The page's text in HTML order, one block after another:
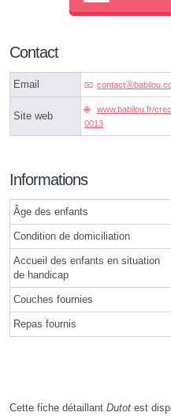
Contact
Email
Site web
www.babilou.fr/
0013
Informations
Âge des enfants
Condition de domiciliation
Accueil des enfants en situation
de handicap
Couches fournies
Repas fournis
Cette fiche détaillant Dutot est